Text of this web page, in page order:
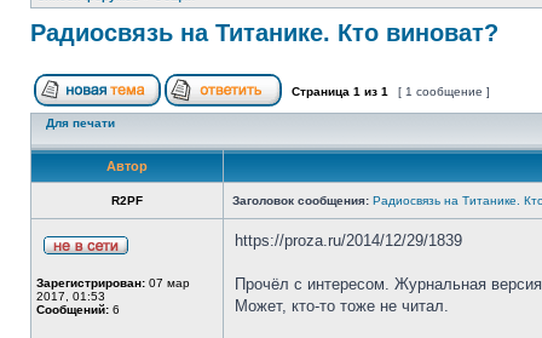
Радиосвязь на Титанике. Кто виноват?
Страница 1 из 1 [ 1 сообщение ]
Для печати
Автор
R2PF Заголовок сообщения: Радиосвязь на Титанике.
Зарегистрирован: 07 мар
2017, 01:53
Сообщений: 6
https://proza.ru/2014/12/29/1839
Прочёл с интересом. Журнальная
Может, кто-то тоже не читал.